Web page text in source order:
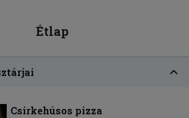
Étlap
Csirkehúsos pizza